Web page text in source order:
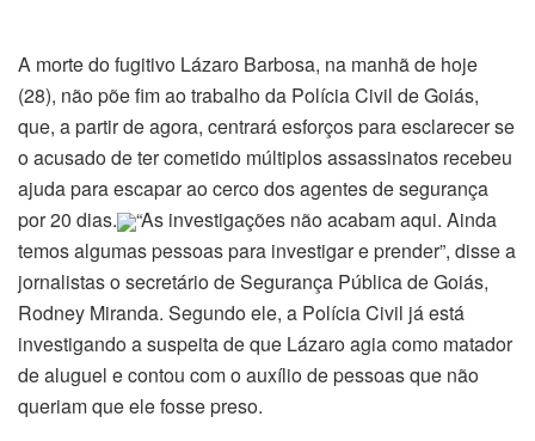
A morte do fugitivo Lázaro Barbosa, na manhã de hoje
(28), não põe fim ao trabalho da Polícia Civil de Goiás,
que, a partir de agora, centrará esforços para esclarecer se
o acusado de ter cometido múltiplos assassinatos recebeu
ajuda para escapar ao cerco dos agentes de segurança
por 20 dias.
“As investigações não acabam aqui. Ainda
temos algumas pessoas para investigar e prender”, disse a
jornalistas o secretário de Segurança Pública de Goiás,
Rodney Miranda. Segundo ele, a Polícia Civil já está
investigando a suspeita de que Lázaro agia como matador
de aluguel e contou com o auxílio de pessoas que não
queriam que ele fosse preso.